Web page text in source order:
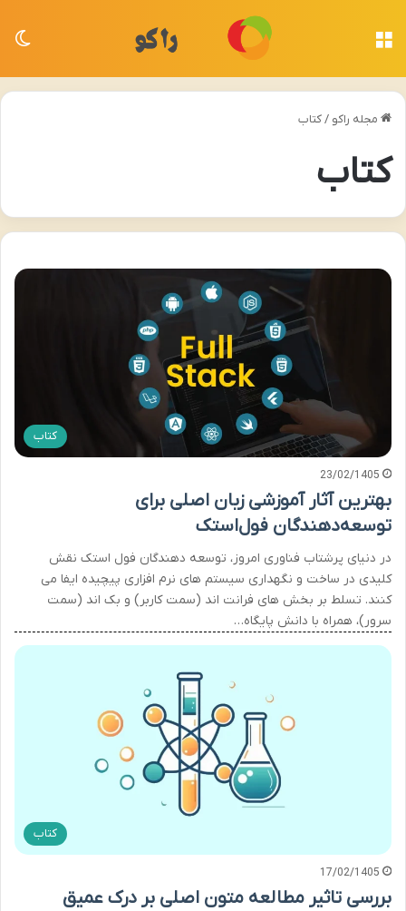
مجله راکو /کتاب
کتاب
کتاب
23/02/1405
بهترین آثار آموزشی زبان اصلی برای
توسعه‌دهندگان فول‌استک
در دنیای پرشتاب فناوری امروز، توسعه دهندگان فول استک نقش
کلیدی در ساخت و نگهداری سیستم های نرم افزاری پیچیده ایفا می
کنند. تسلط بر بخش های فرانت اند (سمت کاربر) و بک اند (سمت
سرور)، همراه با دانش پایگاه…
کتاب
17/02/1405
بررسی تاثیر مطالعه متون اصلی بر درک عمیق